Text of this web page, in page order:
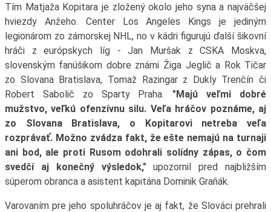
Tím Matjaža Kopitara je zložený okolo jeho syna a najväčšej
hviezdy Anžeho. Center Los Angeles Kings je jediným
legionárom zo zámorskej NHL, no v kádri figurujú ďalší šikovní
hráči z európskych líg - Jan Muršak z CSKA Moskva,
slovenským fanúšikom dobre známi Žiga Jeglič a Rok Tičar
zo Slovana Bratislava, Tomaž Razingar z Dukly Trenčín či
Robert Sabolič zo Sparty Praha. "Majú veľmi dobré
mužstvo, veľkú ofenzívnu silu. Veľa hráčov poznáme, aj
zo Slovana Bratislava, o Kopitarovi netreba veľa
rozprávať. Možno zvádza fakt, že ešte nemajú na turnaji
ani bod, ale proti Rusom odohrali solídny zápas, o čom
svedčí aj konečný výsledok," upozornil pred najbližším
súperom obranca a asistent kapitána Dominik Graňák.
Varovaním pre jeho spoluhráčov je aj fakt, že Slováci prehrali